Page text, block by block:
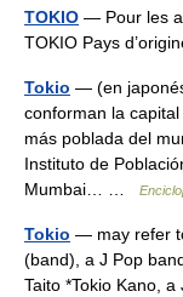
TOKIO — Pour les
TOKIO Pays
Tokio — (en
conforman la
más poblada del
Instituto de
Mumbai… …
Tokio — may refer
(band), a J Pop
Taito *Tokio Kano,